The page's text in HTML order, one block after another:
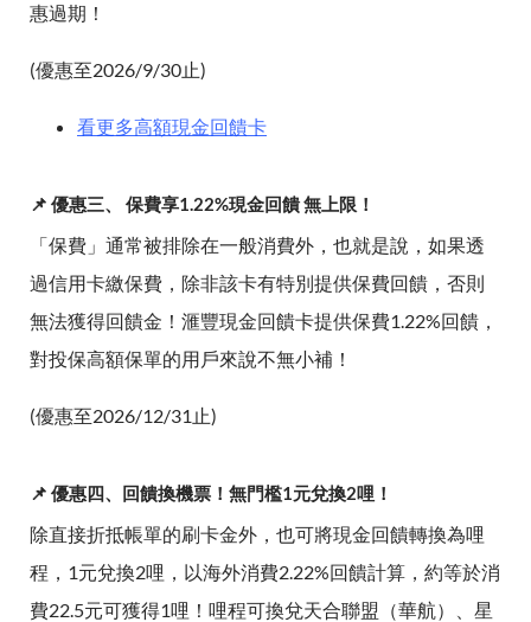
惠過期！
(優惠至2026/9/30止)
看更多高額現金回饋卡
📌 優惠三、 保費享1.22%現金回饋 無上限！
「保費」通常被排除在一般消費外，也就是說，如果透
過信用卡繳保費，除非該卡有特別提供保費回饋，否則
無法獲得回饋金！滙豐現金回饋卡提供保費1.22%回饋，
對投保高額保單的用戶來說不無小補！
(優惠至2026/12/31止)
📌 優惠四、回饋換機票！無門檻1元兌換2哩！
除直接折抵帳單的刷卡金外，也可將現金回饋轉換為哩
程，1元兌換2哩，以海外消費2.22%回饋計算，約等於消
費22.5元可獲得1哩！哩程可換兌天合聯盟（華航）、星